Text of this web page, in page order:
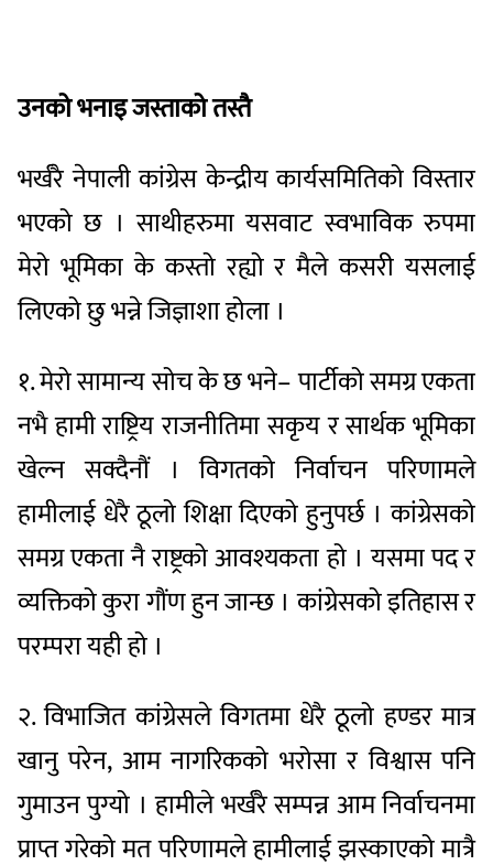
उनको भनाइ जस्ताको तस्तै
भर्खरै नेपाली कांग्रेस केन्द्रीय कार्यसमितिको विस्तार
भएको छ । साथीहरुमा यसवाट स्वभाविक रुपमा
मेरो भूमिका के कस्तो रह्यो र मैले कसरी यसलाई
लिएको छु भन्ने जिज्ञाशा होला ।
१. मेरो सामान्य सोच के छ भने– पार्टीको समग्र एकता
नभै हामी राष्ट्रिय राजनीतिमा सकृय र सार्थक भूमिका
खेल्न सक्दैनौं । विगतको निर्वाचन परिणामले
हामीलाई धेरै ठूलो शिक्षा दिएको हुनुपर्छ । कांग्रेसको
समग्र एकता नै राष्ट्रको आवश्यकता हो । यसमा पद र
व्यक्तिको कुरा गौंण हुन जान्छ । कांग्रेसको इतिहास र
परम्परा यही हो ।
२. विभाजित कांग्रेसले विगतमा धेरै ठूलो हण्डर मात्र
खानु परेन, आम नागरिकको भरोसा र विश्वास पनि
गुमाउन पुग्यो । हामीले भर्खरै सम्पन्न आम निर्वाचनमा
प्राप्त गरेको मत परिणामले हामीलाई झस्काएको मात्रै